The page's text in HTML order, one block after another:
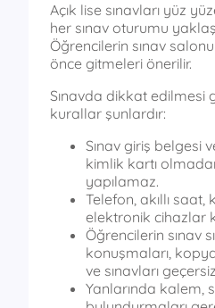
Açık lise sınavları yüz
her sınav oturumu
Öğrencilerin sınav
önce gitmeleri önerilir.
Sınavda dikkat edilmesi
kurallar şunlardır:
Sınav giriş belgesi
kimlik kartı
yapılamaz.
Telefon, akıllı saat,
elektronik cihazlar
Öğrencilerin sınav
konuşmaları,
ve sınavları geçersiz
Yanlarında kalem,